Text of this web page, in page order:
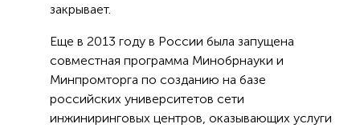
закрывает.
Еще в 2013 году в России была запущена
совместная программа Минобрнауки и
Минпромторга по созданию на базе
российских университетов сети
инжиниринговых центров, оказывающих услуги